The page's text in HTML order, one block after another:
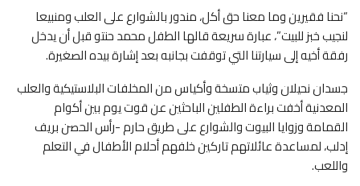
“نحنا فقيرين وما معنا حق أكل، مندور بالشوارع على العلب ومنبيعا
لنجيب خبز للبيت”، عبارة سريعة قالها الطفل محمد حنتو قبل أن يدخل
رفقة أخيه إلى سيارتنا التي توقفت بجانبه بعد إشارة بيده الصغيرة.
جسدان نحيلان وثياب متسخة وأكياس من المخلفات البلاستيكية والعلب
المعدنية أخفت براءة الطفلين الباحثين عن قوت يوم بين أكوام
القمامة وزوايا البيوت والشوارع على طريق حارم -رأس الحصن بريف
إدلب، لمساعدة عائلاتهم تاركين خلفهم أحلام الأطفال في التعلم
واللعب.